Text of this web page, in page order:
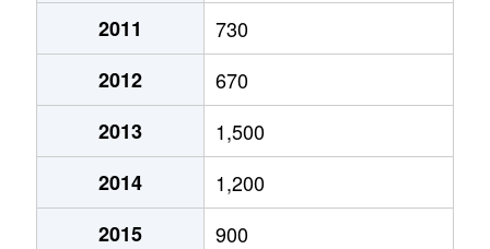
2011
730
2012
670
2013
1,500
2014
1,200
2015
900